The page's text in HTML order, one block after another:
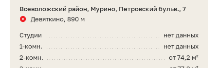
Всеволожский район, Мурино, Петровский бульв., 7
Девяткино, 890 м
нет данных
Студии
нет данных
1-комн.
от 74,2 м²
2-комн.